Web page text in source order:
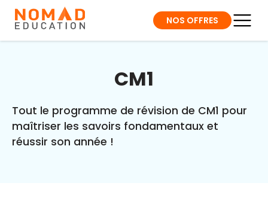
NOS OFFRES
CM1
Tout le programme de révision de CM1 pour
maîtriser les savoirs fondamentaux et
réussir son année !